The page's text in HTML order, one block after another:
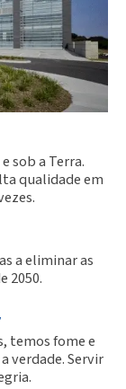
sob a Terra.
qualidade em
a eliminar as
2050.
temos fome e
verdade. Servir